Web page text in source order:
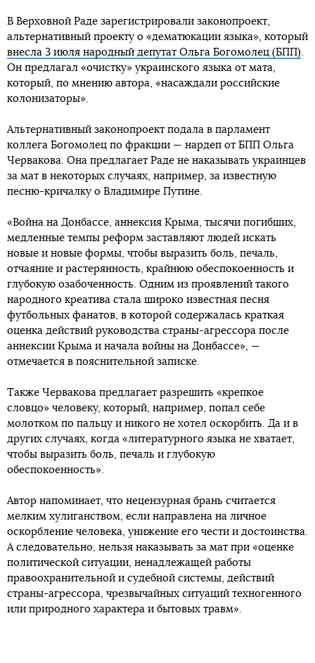
В Верховной Раде зарегистрировали законопроект,
альтернативный проекту о «дематюкации языка», который
внесла 3 июля народный депутат Ольга Богомолец (БПП).
Он предлагал «очистку» украинского языка от мата,
который, по мнению автора, «насаждали российские
колонизаторы».
Альтернативный законопроект подала в парламент
коллега Богомолец по фракции — нардеп от БПП Ольга
Червакова. Она предлагает Раде не наказывать украинцев
за мат в некоторых случаях, например, за известную
песню-кричалку о Владимире Путине.
«Война на Донбассе, аннексия Крыма, тысячи погибших,
медленные темпы реформ заставляют людей искать
новые и новые формы, чтобы выразить боль, печаль,
отчаяние и растерянность, крайнюю обеспокоенность и
глубокую озабоченность. Одним из проявлений такого
народного креатива стала широко известная песня
футбольных фанатов, в которой содержалась краткая
оценка действий руководства страны-агрессора после
аннексии Крыма и начала войны на Донбассе», —
отмечается в пояснительной записке.
Также Червакова предлагает разрешить «крепкое
словцо» человеку, который, например, попал себе
молотком по пальцу и никого не хотел оскорбить. Да и в
других случаях, когда «литературного языка не хватает,
чтобы выразить боль, печаль и глубокую
обеспокоенность».
Автор напоминает, что нецензурная брань считается
мелким хулиганством, если направлена на личное
оскорбление человека, унижение его чести и достоинства.
А следовательно, нельзя наказывать за мат при «оценке
политической ситуации, ненадлежащей работы
правоохранительной и судебной системы, действий
страны-агрессора, чрезвычайных ситуаций техногенного
или природного характера и бытовых травм».